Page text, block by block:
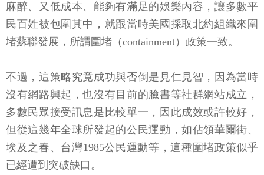
麻醉、又低成本、能夠有滿足的娛樂內容，讓多數平
民百姓被包圍其中，就跟當時美國採取北約組織來圍
堵蘇聯發展，所謂圍堵（containment）政策一致。
不過，這策略究竟成功與否倒是見仁見智，因為當時
沒有網路興起，也沒有目前的臉書等社群網站成立，
多數民眾接受訊息是比較單一，因此成效或許較好，
但從這幾年全球所發起的公民運動，如佔領華爾街、
埃及之春、台灣1985公民運動等，這種圍堵政策似乎
已經遭到突破缺口。